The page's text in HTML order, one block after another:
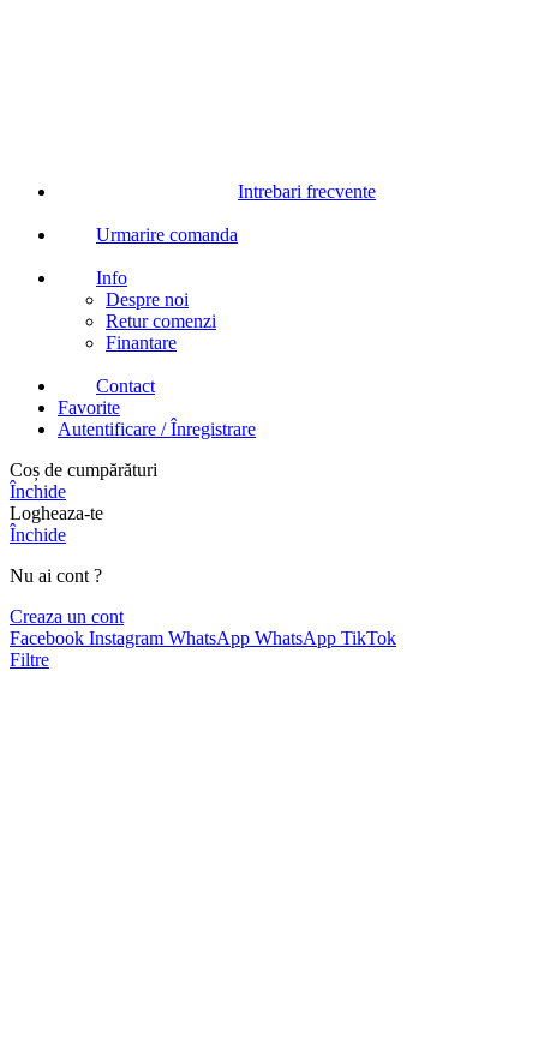
Intrebari frecvente
Urmarire comanda
Info
Despre noi
Retur comenzi
Finantare
Contact
Favorite
Autentificare / Înregistrare
Coș de cumpărături
Închide
Logheaza-te
Închide
Nu ai cont ?
Creaza un cont
Facebook Instagram WhatsApp WhatsApp TikTok
Filtre